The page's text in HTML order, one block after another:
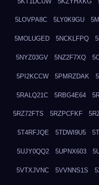
5LOVPA8C 5LY0K9GU
5MOLUGED 5NCKLFPQ
5NYZ03GV 5NZ2F7XQ
5PI2KCCW 5PMRZDAK
5RALQ21C 5RBG4E64
5RZ72FTS 5RZPCFKF
5T4RFJQE 5TDWI9U5
5UJY0QQ2 5UPNX603
5VTXJVNC 5VVNNS1S